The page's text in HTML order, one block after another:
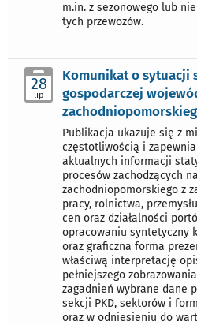
m.in. z sezonowego lub
tych przewozów.
28
lip
Komunikat o sytuacji
gospodarczej
Publikacja ukazuje się z
częstotliwością i
aktualnych informacji
procesów zachodzących
zachodniopomorskiego z
pracy, rolnictwa,
cen oraz działalności
opracowaniu syntetyczny
oraz graficzna forma
właściwą interpretację
pełniejszego
zagadnień wybrane dane
sekcji PKD, sektorów i
oraz w odniesieniu do